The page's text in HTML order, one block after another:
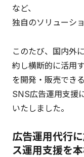
など、
独自のソリューシ
このたび、国内外
約し横断的に活用
を開発・販売でき
SNS広告運用支援
いたしました。
広告運用代行
ス運用支援を